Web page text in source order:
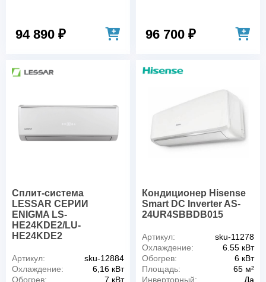
94 890 ₽ 96 700 ₽
Сплит-система
LESSAR СЕРИИ
ENIGMA LS-
HE24KDE2/LU-
HE24KDE2
Артикул:
sku-12884
Охлаждение:
6,16 кВт
Обогрев:
7 кВт
Кондиционер Hisense
Smart DC Inverter AS-
24UR4SBBDB015
Артикул:
sku-11278
Охлаждение:
6.55 кВт
Обогрев:
6 кВт
Площадь:
65 м²
Инверторный:
Да